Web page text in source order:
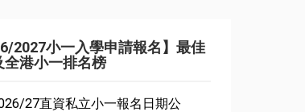
2027小一入學申請報名】最佳
全港小一排名榜
27直資私立小一報名日期公